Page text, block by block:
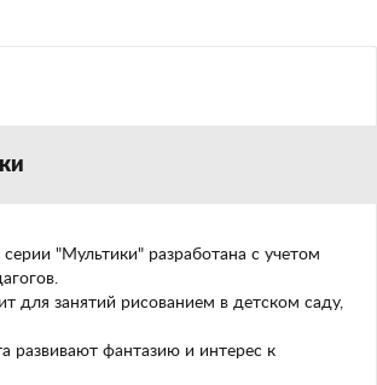
"Мультики" разработана с учетом
для занятий рисованием в детском саду,
развивают фантазию и интерес к